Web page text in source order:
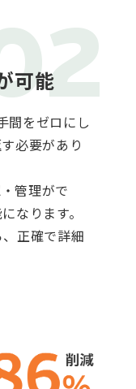
可能
間をゼロにし
必要があり
管理がで
なります。
正確で詳細